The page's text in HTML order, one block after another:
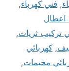
, فني كهرباء,
تركيب ثريات,
, كهربائي
مخيمات,